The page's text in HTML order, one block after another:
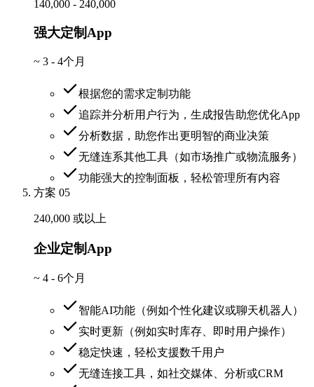
140,000 - 240,000
强大定制App
~ 3 - 4个月
根据您的需求定制功能
追踪并分析用户行为，生成报告助您优化App
分析数据，助您作出更明智的商业决策
无缝连系其他工具（如市场推广或物流服务）
功能强大的控制面板，轻松管理所有内容
方案 05
240,000 或以上
企业定制App
~ 4 - 6个月
智能AI功能（例如个性化建议或聊天机器人）
实时更新（例如实时库存、即时用户操作）
稳定快速，轻松支援数千用户
无缝连接工具，如社交媒体、分析或CRM